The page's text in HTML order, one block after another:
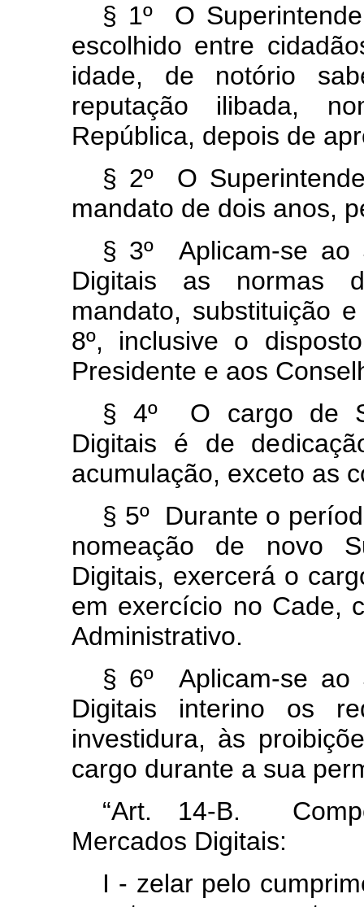
§ 1º O
escolhido entre
idade, de notório
reputação ilibada,
República, depois de
§ 2º O
mandato de dois anos,
§ 3º Aplicam-se ao
Digitais as normas
mandato, substituição
8º, inclusive o
Presidente e aos
§ 4º O cargo de
Digitais é de
acumulação, exceto as
§ 5º Durante o
nomeação de novo
Digitais, exercerá o
em exercício no Cade,
Administrativo.
§ 6º Aplicam-se ao
Digitais interino os
investidura, às
cargo durante a sua
“Art. 14-B.
Mercados Digitais:
I - zelar pelo